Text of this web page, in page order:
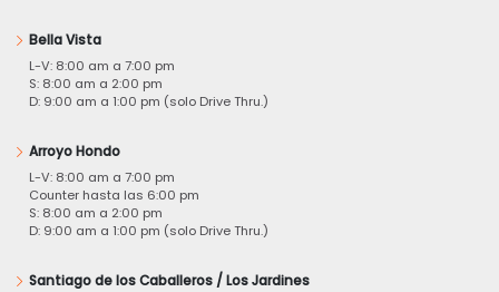
Bella Vista
L-V: 8:00 am a 7:00 pm
S: 8:00 am a 2:00 pm
D: 9:00 am a 1:00 pm (solo Drive Thru.)
Arroyo Hondo
L-V: 8:00 am a 7:00 pm
Counter hasta las 6:00 pm
S: 8:00 am a 2:00 pm
D: 9:00 am a 1:00 pm (solo Drive Thru.)
Santiago de los Caballeros / Los Jardines